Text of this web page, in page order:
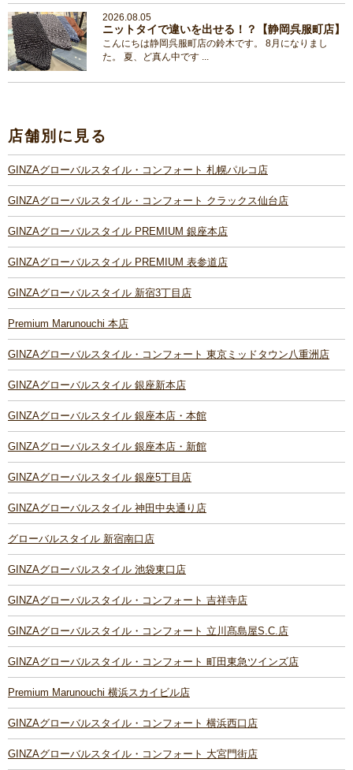
2026.08.05
ニットタイで違いを出せる！？【静岡呉服町店】
こんにちは静岡呉服町店の鈴木です。 8月になりまし
た。 夏、ど真ん中です ...
店舗別に見る
GINZAグローバルスタイル・コンフォート 札幌パルコ店
GINZAグローバルスタイル・コンフォート クラックス仙台店
GINZAグローバルスタイル PREMIUM 銀座本店
GINZAグローバルスタイル PREMIUM 表参道店
GINZAグローバルスタイル 新宿3丁目店
Premium Marunouchi 本店
GINZAグローバルスタイル・コンフォート 東京ミッドタウン八重洲店
GINZAグローバルスタイル 銀座新本店
GINZAグローバルスタイル 銀座本店・本館
GINZAグローバルスタイル 銀座本店・新館
GINZAグローバルスタイル 銀座5丁目店
GINZAグローバルスタイル 神田中央通り店
グローバルスタイル 新宿南口店
GINZAグローバルスタイル 池袋東口店
GINZAグローバルスタイル・コンフォート 吉祥寺店
GINZAグローバルスタイル・コンフォート 立川髙島屋S.C.店
GINZAグローバルスタイル・コンフォート 町田東急ツインズ店
Premium Marunouchi 横浜スカイビル店
GINZAグローバルスタイル・コンフォート 横浜西口店
GINZAグローバルスタイル・コンフォート 大宮門街店